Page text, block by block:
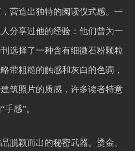
营造出独特的阅读仪式感。一
分享过他的经验：他们曾为一
选择了一种含有细微石粉颗粒
带粗糙的触感和灰白的色调，
筑照片的质感，许多读者特意
感”。
脱颖而出的秘密武器。烫金、